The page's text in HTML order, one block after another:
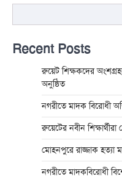
Recent Posts
রুয়েট শিক্ষকদের
অনুষ্ঠিত
নগরীতে মাদক বিরোধী
রুয়েটের নবীন
মোহনপুরে রাজ্জাক হত্যা
নগরীতে মাদকবিরোধী